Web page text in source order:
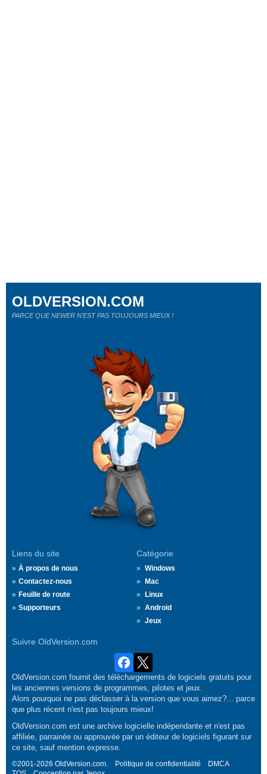
Liens du site
À propos de nous
Contactez-nous
Feuille de route
Supporteurs
Catégorie
Windows
Mac
Linux
Android
Jeux
Suivre OldVersion.com
OLDVERSION.COM
PARCE QUE NEWER N'EST PAS TOUJOURS MIEUX !
OldVersion.com fournit des téléchargements de logiciels gratuits pour
les anciennes versions de programmes, pilotes et jeux.
Alors pourquoi ne pas déclasser à la version que vous aimez?... parce
que plus récent n'est pas toujours mieux!
OldVersion.com est une archive logicielle indépendante et n'est pas
affiliée, parrainée ou approuvée par un éditeur de logiciels figurant sur
ce site, sauf mention expresse.
©2001-2026 OldVersion.com. Politique de confidentialité
DMCA